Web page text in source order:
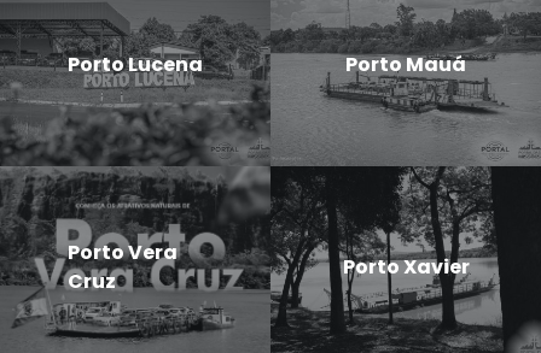
Porto Lucena Porto Mauá
Porto Vera
Cruz
Porto Xavier